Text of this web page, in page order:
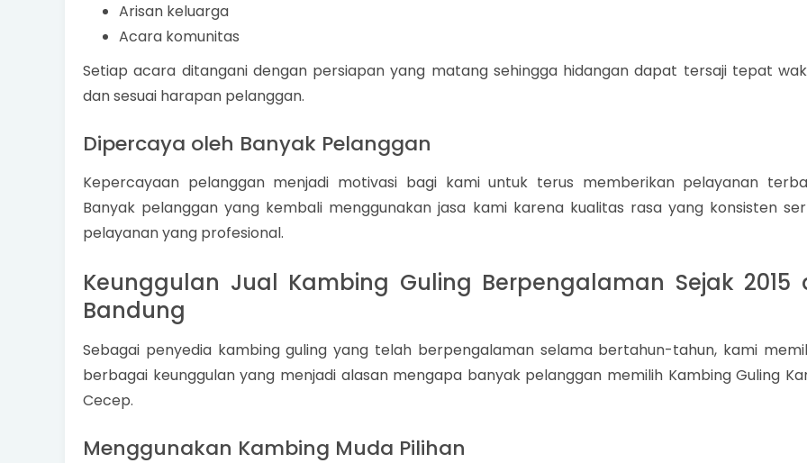
Arisan keluarga
Acara komunitas
Setiap acara ditangani dengan persiapan yang matang sehingga hidangan dapat tersaji tepat
dan sesuai harapan pelanggan.
Dipercaya oleh Banyak Pelanggan
Kepercayaan pelanggan menjadi motivasi bagi kami untuk terus memberikan pelayanan
Banyak pelanggan yang kembali menggunakan jasa kami karena kualitas rasa yang konsisten
pelayanan yang profesional.
Keunggulan Jual Kambing Guling Berpengalaman Sejak 2015
Bandung
Sebagai penyedia kambing guling yang telah berpengalaman selama bertahun-tahun, kami
berbagai keunggulan yang menjadi alasan mengapa banyak pelanggan memilih Kambing Guling
Cecep.
Menggunakan Kambing Muda Pilihan